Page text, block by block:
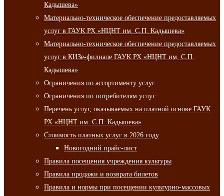
Кадышева»
Материально-техническое обеспечение предоставляемых
услуг в ГАУК РХ «НЦНТ им. С.П. Кадышева»
Материально-техническое обеспечение предоставляемых
услуг в КИЗе-филиале ГАУК РХ «НЦНТ им. С.П.
Кадышева»
Ограничения по ассортименту услуг
Ограничения по потребителям услуг
Перечень услуг, оказываемых на платной основе ГАУК
РХ «НЦНТ им. С.П. Кадышева»
Стоимость платных услуг в 2026 году
Новогодний прайс-лист
Правила посещения учреждения культуры
Правила продажи и возврата билетов
Правила и нормы при посещении культурно-массовых